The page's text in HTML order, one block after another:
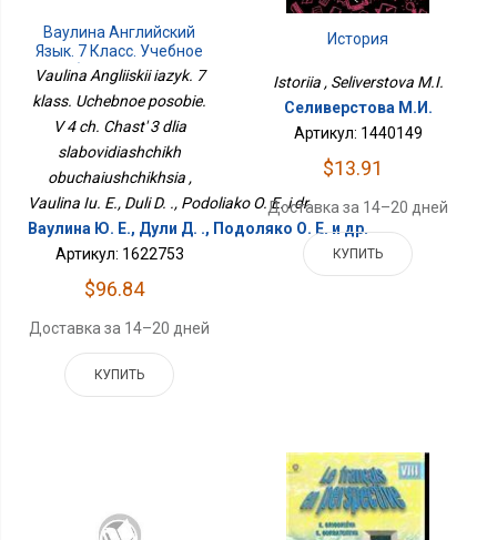
Ваулина Английский
Язык. 7 Класс. Учебное
Пособие. В 4 Ч. Часть 3
Для Слабовидящих
Обучающихся
Vaulina Angliiskii iazyk. 7
klass. Uchebnoe posobie.
V 4 ch. Chast' 3 dlia
slabovidiashchikh
obuchaiushchikhsia ,
Vaulina Iu. E., Duli D. ., Podoliako O. E. i dr.
Ваулина Ю. Е., Дули Д. ., Подоляко О. Е. и др.
Артикул: 1622753
$96.84
Доставка за 14–20 дней
КУПИТЬ
История
Istoriia , Seliverstova M.I.
Селиверстова М.И.
Артикул: 1440149
$13.91
Доставка за 14–20 дней
КУПИТЬ